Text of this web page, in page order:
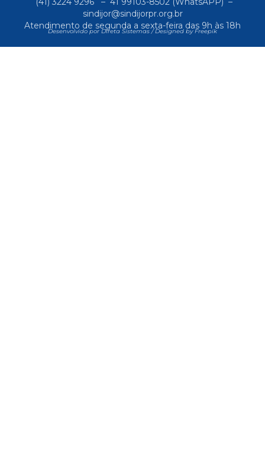
sindijor@sindijorpr.org.br
Atendimento de segunda a sexta-feira das 9h às 18h
Desenvolvido por Direta Sistemas /Designed by Freepik